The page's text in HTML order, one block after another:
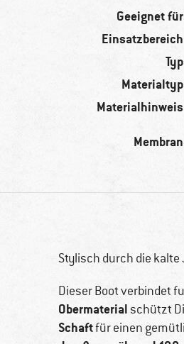
Geeignet
Stylisch durch die
Dieser Boot verbindet
Obermaterial schützt
Schaftfür einen